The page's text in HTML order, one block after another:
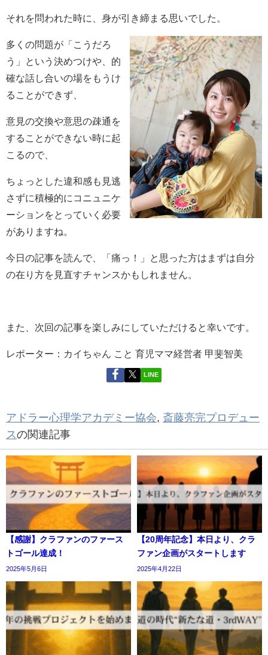
それを問われた時に、身が引き締まる思いでした。
多くの問題が「こうだろ
う」という決めつけや、的
確な話し合いの場をもうけ
ることができず、
意見の交換や意思の疎通を
することができない時に起
こるので、
ちょっとした違和感も見逃
さずに積極的にコニュニケ
ーションをとっていく必要
がありますね。
今日の記事を読んで、「痛っ！」と思った方はまずは自分
の在り方を見直すチャンスかもしれません。
また、次回の記事を楽しみにしていただけると幸いです。
レポーター：カイちゃん こと 育児ママ経営者 甲斐智美
LINE
アドラー心理学アカデミー協会
斎藤亮完プロデュー
ス の関連記事
【感謝】クラファンのファース
トゴール達成！
2025年5月6日
【20周年記念】本日より、クラ
ファン企画がスタートします
2025年4月22日